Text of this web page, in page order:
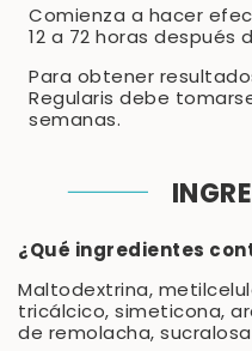
Comienza a hacer
12 a 72 horas después
Para obtener
Regularis debe
semanas.
¿Qué ingredientes
Maltodextrina,
tricálcico, simeticona,
de remolacha,